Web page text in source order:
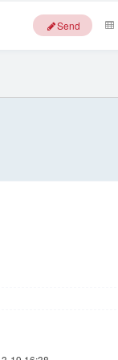
Send